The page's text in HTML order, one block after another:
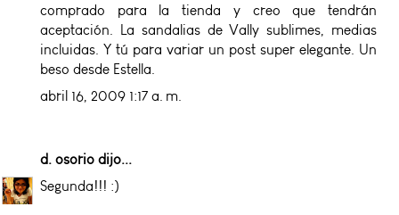
comprado para la tienda y creo que tendrán
aceptación. La sandalias de Vally sublimes, medias
incluidas. Y tú para variar un post super elegante. Un
beso desde Estella.
abril 16, 2009 1:17 a. m.
d. osorio dijo...
Segunda!!! :)